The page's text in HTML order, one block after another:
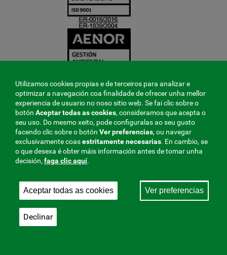
Utilizamos cookies propias e de terceiros para analizar e
optimizar a navegación coa finalidade de ofrecer unha mellor
experiencia de usuario no noso sitio web. Se fai clic sobre o
botón Aceptar todas as cookies, consideramos que acepta o
seu uso. Do mesmo xeito, pode configuralas ao seu gusto
facendo clic sobre o botón Ver preferencias, ou navegar
exclusivamente coasestritamentenecesarias. En cambio, se
o que desexa é obter máis información antes de tomar unha
decisión, faga clic aquí.
Aceptar todas as cookies Ver preferencias
Declinar